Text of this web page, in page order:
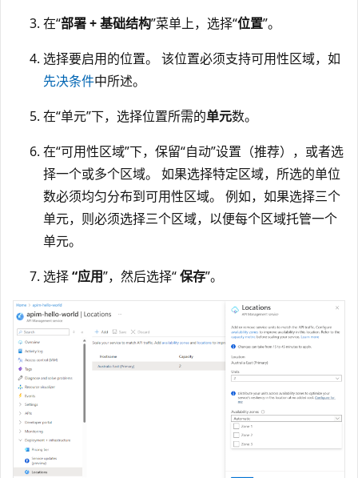
在“部署 + 基础结构”菜单上，选择“位置”。
选择要启用的位置。 该位置必须支持可用性区域，如
先决条件中所述。
在“单元”下，选择位置所需的单元数。
在“可用性区域”下，保留“自动”设置（推荐），或者选
择一个或多个区域。 如果选择特定区域，所选的单位
数必须均匀分布到可用性区域。 例如，如果选择三个
单元，则必须选择三个区域，以便每个区域托管一个
单元。
选择“应用”，然后选择“保存”。